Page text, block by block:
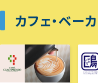
カフェ・ベー